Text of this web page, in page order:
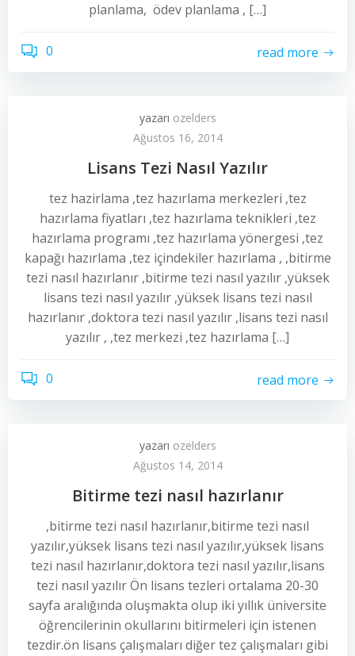
planlama, ödev planlama , […]
0 read more
yazarı ozelders
Ağustos 16, 2014
Lisans Tezi Nasıl Yazılır
tez hazirlama ,tez hazırlama merkezleri ,tez
hazırlama fiyatları ,tez hazırlama teknikleri ,tez
hazırlama programı ,tez hazırlama yönergesi ,tez
kapağı hazırlama ,tez içindekiler hazırlama , ,bitirme
tezi nasıl hazırlanır ,bitirme tezi nasıl yazılır ,yüksek
lisans tezi nasıl yazılır ,yüksek lisans tezi nasıl
hazırlanır ,doktora tezi nasıl yazılır ,lisans tezi nasıl
yazılır , ,tez merkezi ,tez hazırlama […]
0 read more
yazarı ozelders
Ağustos 14, 2014
Bitirme tezi nasıl hazırlanır
,bitirme tezi nasıl hazırlanır,bitirme tezi nasıl
yazılır,yüksek lisans tezi nasıl yazılır,yüksek lisans
tezi nasıl hazırlanır,doktora tezi nasıl yazılır,lisans
tezi nasıl yazılır Ön lisans tezleri ortalama 20-30
sayfa aralığında oluşmakta olup iki yıllık üniversite
öğrencilerinin okullarını bitirmeleri için istenen
tezdir.ön lisans çalışmaları diğer tez çalışmaları gibi